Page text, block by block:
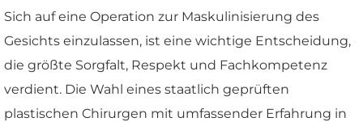
Sich auf eine Operation zur Maskulinisierung des
Gesichts einzulassen, ist eine wichtige Entscheidung,
die größte Sorgfalt, Respekt und Fachkompetenz
verdient. Die Wahl eines staatlich geprüften
plastischen Chirurgen mit umfassender Erfahrung in